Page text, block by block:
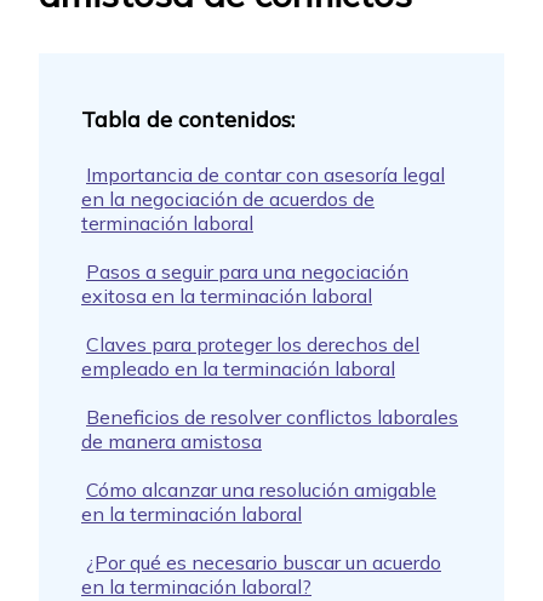
Importancia de contar con asesoría legal
en la negociación de acuerdos de
terminación laboral
Pasos a seguir para una negociación
exitosa en la terminación laboral
Claves para proteger los derechos del
empleado en la terminación laboral
Beneficios de resolver conflictos laborales
de manera amistosa
Cómo alcanzar una resolución amigable
en la terminación laboral
¿Por qué es necesario buscar un acuerdo
en la terminación laboral?